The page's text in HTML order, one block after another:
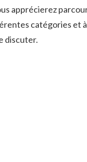
apprécierez
catégories et
discuter.